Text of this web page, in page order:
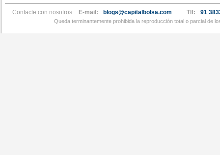
Contacte con nosotros: E-mail: blogs@capitalbolsa.com Tlf: 91
Queda terminantemente prohibida la reproducción total o parcial de